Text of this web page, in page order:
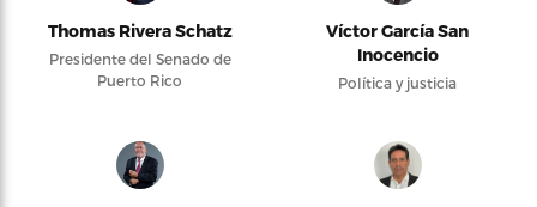
Thomas Rivera Schatz
Presidente del Senado de
Puerto Rico
Víctor García San
Inocencio
Política y justicia